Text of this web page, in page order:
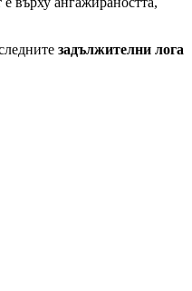
задължителни лога